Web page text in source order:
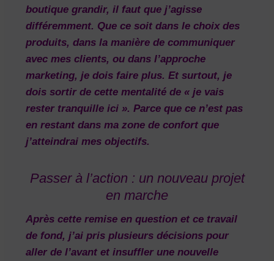
boutique grandir, il faut que j’agisse
différemment. Que ce soit dans le choix des
produits, dans la manière de communiquer
avec mes clients, ou dans l’approche
marketing, je dois faire plus. Et surtout, je
dois sortir de cette mentalité de « je vais
rester tranquille ici ». Parce que ce n’est pas
en restant dans ma zone de confort que
j’atteindrai mes objectifs.
Passer à l’action : un nouveau projet
en marche
Après cette remise en question et ce travail
de fond, j’ai pris plusieurs décisions pour
aller de l’avant et insuffler une nouvelle